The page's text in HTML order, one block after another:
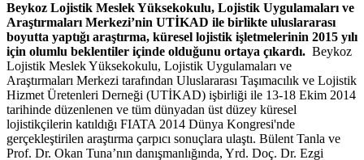
Beykoz Lojistik Meslek Yüksekokulu, Lojistik Uygulamaları ve
Araştırmaları Merkezi’nin UTİKAD ile birlikte uluslararası
boyutta yaptığı araştırma, küresel lojistik işletmelerinin 2015 yılı
için olumlu beklentiler içinde olduğunu ortaya çıkardı. Beykoz
Lojistik Meslek Yüksekokulu, Lojistik Uygulamaları ve
Araştırmaları Merkezi tarafından Uluslararası Taşımacılık ve Lojistik
Hizmet Üretenleri Derneği (UTİKAD) işbirliği ile 13-18 Ekim 2014
tarihinde düzenlenen ve tüm dünyadan üst düzey küresel
lojistikçilerin katıldığı FIATA 2014 Dünya Kongresi'nde
gerçekleştirilen araştırma çarpıcı sonuçlara ulaştı. Bülent Tanla ve
Prof. Dr. Okan Tuna’nın danışmanlığında, Yrd. Doç. Dr. Ezgi